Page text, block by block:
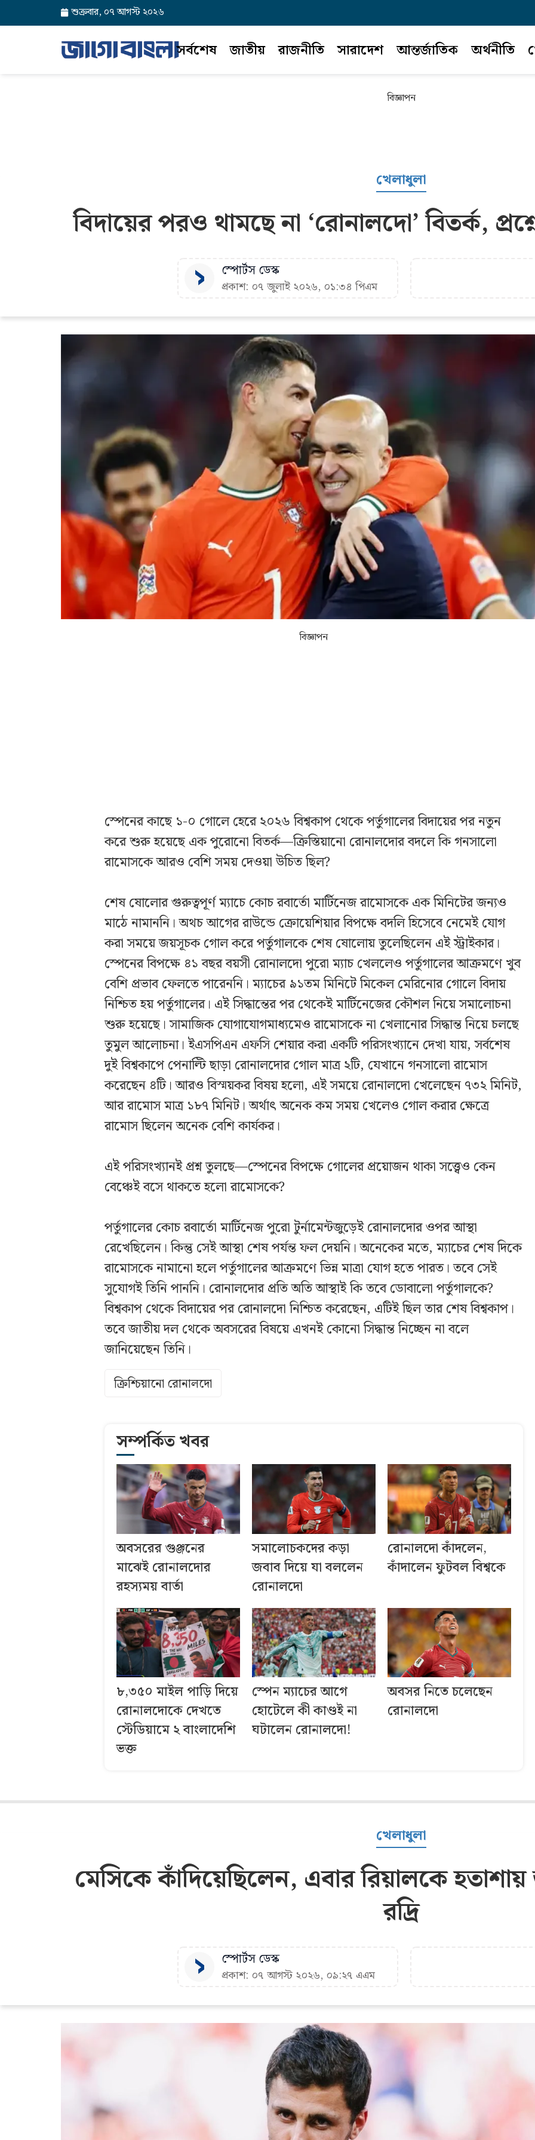
শুক্রবার, ০৭ আগস্ট ২০২৬
সর্বশেষ জাতীয় রাজনীতি সারাদেশ আন্তর্জাতিক অর্থনীতি
বিজ্ঞাপন
খেলাধুলা
বিদায়ের পরও থামছে না ‘রোনালদো’ বিতর্ক,
স্পোর্টস ডেস্ক
প্রকাশ: ০৭ জুলাই ২০২৬, ০১:৩৪ পিএম
বিজ্ঞাপন
স্পেনের কাছে ১-০ গোলে হেরে ২০২৬ বিশ্বকাপ থেকে পর্তুগালের বিদায়ের পর নতুন
করে শুরু হয়েছে এক পুরোনো বিতর্ক—ক্রিস্তিয়ানো রোনালদোর বদলে কি গনসালো
রামোসকে আরও বেশি সময় দেওয়া উচিত ছিল?
শেষ ষোলোর গুরুত্বপূর্ণ ম্যাচে কোচ রবার্তো মার্টিনেজ রামোসকে এক মিনিটের জন্যও
মাঠে নামাননি। অথচ আগের রাউন্ডে ক্রোয়েশিয়ার বিপক্ষে বদলি হিসেবে নেমেই যোগ
করা সময়ে জয়সূচক গোল করে পর্তুগালকে শেষ ষোলোয় তুলেছিলেন এই স্ট্রাইকার।
স্পেনের বিপক্ষে ৪১ বছর বয়সী রোনালদো পুরো ম্যাচ খেললেও পর্তুগালের আক্রমণে খুব
বেশি প্রভাব ফেলতে পারেননি। ম্যাচের ৯১তম মিনিটে মিকেল মেরিনোর গোলে বিদায়
নিশ্চিত হয় পর্তুগালের। এই সিদ্ধান্তের পর থেকেই মার্টিনেজের কৌশল নিয়ে সমালোচনা
শুরু হয়েছে। সামাজিক যোগাযোগমাধ্যমেও রামোসকে না খেলানোর সিদ্ধান্ত নিয়ে চলছে
তুমুল আলোচনা। ইএসপিএন এফসি শেয়ার করা একটি পরিসংখ্যানে দেখা যায়, সর্বশেষ
দুই বিশ্বকাপে পেনাল্টি ছাড়া রোনালদোর গোল মাত্র ২টি, যেখানে গনসালো রামোস
করেছেন ৪টি। আরও বিস্ময়কর বিষয় হলো, এই সময়ে রোনালদো খেলেছেন ৭৩২ মিনিট,
আর রামোস মাত্র ১৮৭ মিনিট। অর্থাৎ অনেক কম সময় খেলেও গোল করার ক্ষেত্রে
রামোস ছিলেন অনেক বেশি কার্যকর।
এই পরিসংখ্যানই প্রশ্ন তুলছে—স্পেনের বিপক্ষে গোলের প্রয়োজন থাকা সত্ত্বেও কেন
বেঞ্চেই বসে থাকতে হলো রামোসকে?
পর্তুগালের কোচ রবার্তো মার্টিনেজ পুরো টুর্নামেন্টজুড়েই রোনালদোর ওপর আস্থা
রেখেছিলেন। কিন্তু সেই আস্থা শেষ পর্যন্ত ফল দেয়নি। অনেকের মতে, ম্যাচের শেষ দিকে
রামোসকে নামানো হলে পর্তুগালের আক্রমণে ভিন্ন মাত্রা যোগ হতে পারত। তবে সেই
সুযোগই তিনি পাননি। রোনালদোর প্রতি অতি আস্থাই কি তবে ডোবালো পর্তুগালকে?
বিশ্বকাপ থেকে বিদায়ের পর রোনালদো নিশ্চিত করেছেন, এটিই ছিল তার শেষ বিশ্বকাপ।
তবে জাতীয় দল থেকে অবসরের বিষয়ে এখনই কোনো সিদ্ধান্ত নিচ্ছেন না বলে
জানিয়েছেন তিনি।
ক্রিশ্চিয়ানো রোনালদো
সম্পর্কিত খবর
অবসরের গুঞ্জনের
মাঝেই রোনালদোর
রহস্যময় বার্তা
সমালোচকদের কড়া
জবাব দিয়ে যা বললেন
রোনালদো
রোনালদো কাঁদলেন,
কাঁদালেন ফুটবল বিশ্বকে
৮,৩৫০ মাইল পাড়ি দিয়ে
রোনালদোকে দেখতে
স্টেডিয়ামে ২ বাংলাদেশি
ভক্ত
স্পেন ম্যাচের আগে
হোটেলে কী কাণ্ডই না
ঘটালেন রোনালদো!
অবসর নিতে চলেছেন
রোনালদো
খেলাধুলা
মেসিকে কাঁদিয়েছিলেন, এবার রিয়ালকে হতাশায়
রদ্রি
স্পোর্টস ডেস্ক
প্রকাশ: ০৭ আগস্ট ২০২৬, ০৯:২৭ এএম